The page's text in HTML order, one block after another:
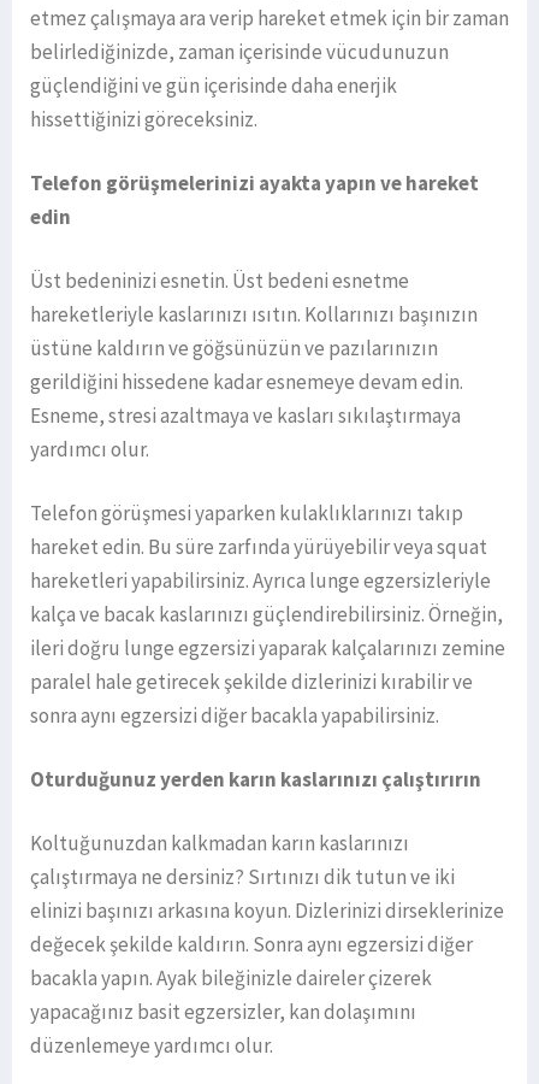
etmez çalışmaya ara verip hareket etmek için bir zaman
belirlediğinizde, zaman içerisinde vücudunuzun
güçlendiğini ve gün içerisinde daha enerjik
hissettiğinizi göreceksiniz.
Telefon görüşmelerinizi ayakta yapın ve hareket
edin
Üst bedeninizi esnetin. Üst bedeni esnetme
hareketleriyle kaslarınızı ısıtın. Kollarınızı başınızın
üstüne kaldırın ve göğsünüzün ve pazılarınızın
gerildiğini hissedene kadar esnemeye devam edin.
Esneme, stresi azaltmaya ve kasları sıkılaştırmaya
yardımcı olur.
Telefon görüşmesi yaparken kulaklıklarınızı takıp
hareket edin. Bu süre zarfında yürüyebilir veya squat
hareketleri yapabilirsiniz. Ayrıca lunge egzersizleriyle
kalça ve bacak kaslarınızı güçlendirebilirsiniz. Örneğin,
ileri doğru lunge egzersizi yaparak kalçalarınızı zemine
paralel hale getirecek şekilde dizlerinizi kırabilir ve
sonra aynı egzersizi diğer bacakla yapabilirsiniz.
Oturduğunuz yerden karın kaslarınızı çalıştırırın
Koltuğunuzdan kalkmadan karın kaslarınızı
çalıştırmaya ne dersiniz? Sırtınızı dik tutun ve iki
elinizi başınızı arkasına koyun. Dizlerinizi dirseklerinize
değecek şekilde kaldırın. Sonra aynı egzersizi diğer
bacakla yapın. Ayak bileğinizle daireler çizerek
yapacağınız basit egzersizler, kan dolaşımını
düzenlemeye yardımcı olur.